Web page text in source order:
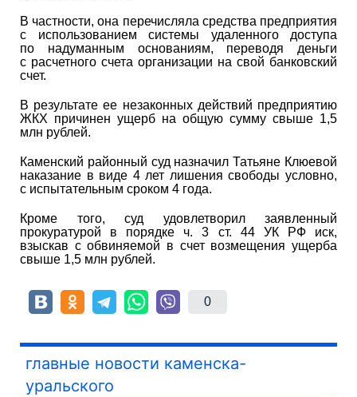
В частности, она перечисляла средства предприятия
с использованием системы удаленного доступа
по надуманным основаниям, переводя деньги
с расчетного счета организации на свой банковский
счет.
В результате ее незаконных действий предприятию
ЖКХ причинен ущерб на общую сумму свыше 1,5
млн рублей.
Каменский районный суд назначил Татьяне Клюевой
наказание в виде 4 лет лишения свободы условно,
с испытательным сроком 4 года.
Кроме того, суд удовлетворил заявленный
прокуратурой в порядке ч. 3 ст. 44 УК РФ иск,
взыскав с обвиняемой в счет возмещения ущерба
свыше 1,5 млн рублей.
0
главные новости каменска-
уральского